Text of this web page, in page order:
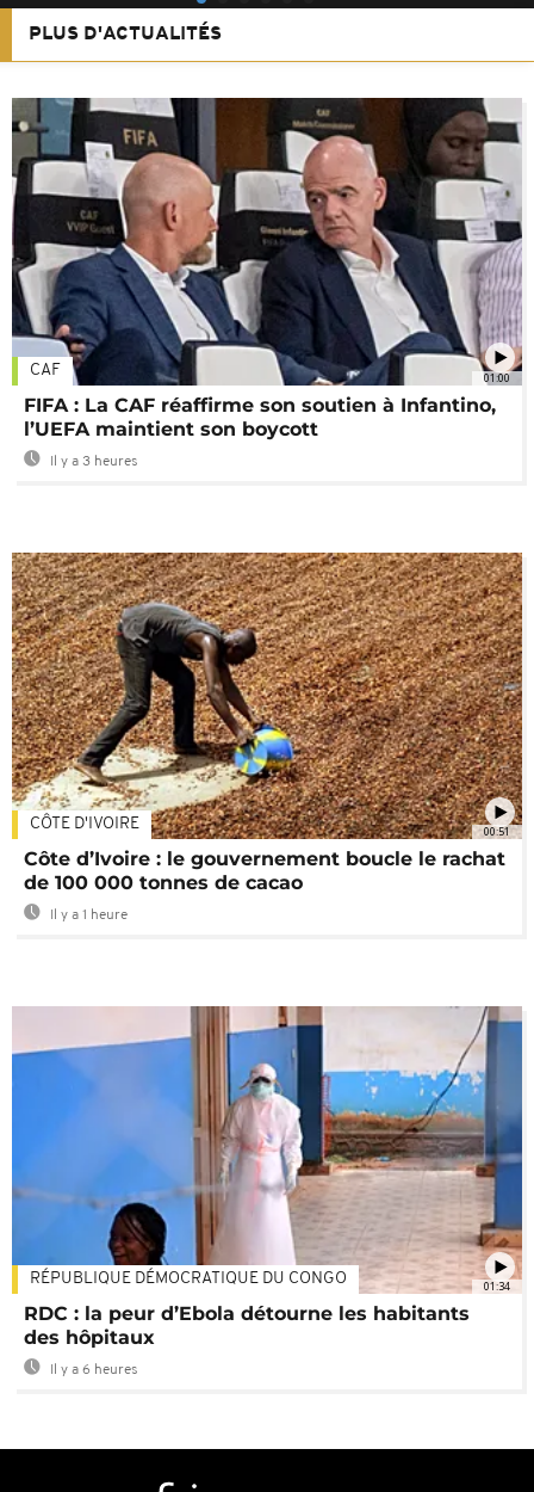
PLUS D'ACTUALITÉS
01:00
CAF
FIFA : La CAF réaffirme son soutien à Infantino,
l’UEFA maintient son boycott
Il y a 3 heures
00:51
CÔTE D'IVOIRE
Côte d’Ivoire : le gouvernement boucle le rachat
de 100 000 tonnes de cacao
Il y a 1 heure
01:34
RÉPUBLIQUE DÉMOCRATIQUE DU CONGO
RDC : la peur d’Ebola détourne les habitants
des hôpitaux
Il y a 6 heures